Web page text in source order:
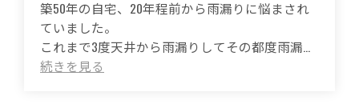
築50年の自宅、20年程前から雨漏りに悩まされ
ていました。
これまで3度天井から雨漏りしてその都度雨漏り
箇所は修繕してもらいましたがスッキリ直った